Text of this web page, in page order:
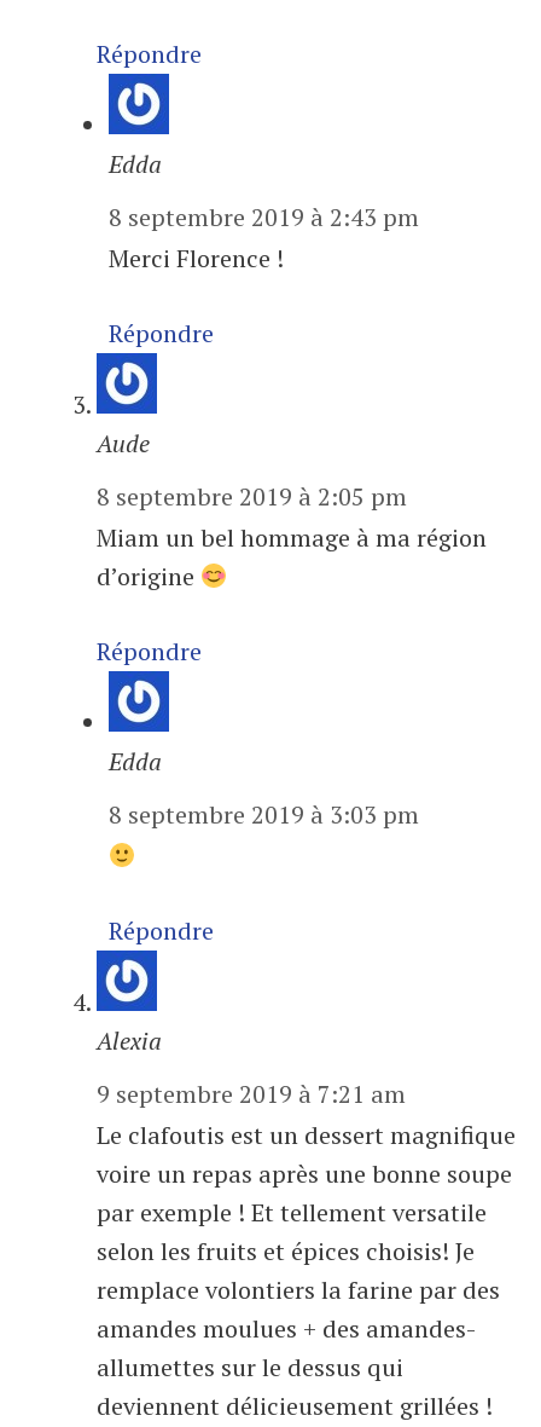
Répondre
Edda
8 septembre 2019 à 2:43 pm
Merci Florence !
Répondre
Aude
8 septembre 2019 à 2:05 pm
Miam un bel hommage à ma région
d’origine
Répondre
Edda
8 septembre 2019 à 3:03 pm
Répondre
Alexia
9 septembre 2019 à 7:21 am
Le clafoutis est un dessert magnifique
voire un repas après une bonne soupe
par exemple ! Et tellement versatile
selon les fruits et épices choisis! Je
remplace volontiers la farine par des
amandes moulues + des amandes-
allumettes sur le dessus qui
deviennent délicieusement grillées !